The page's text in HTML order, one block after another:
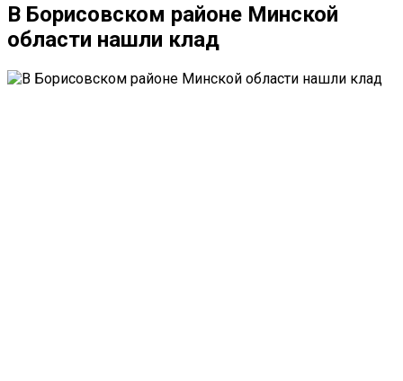
В Борисовском районе Минской
области нашли клад